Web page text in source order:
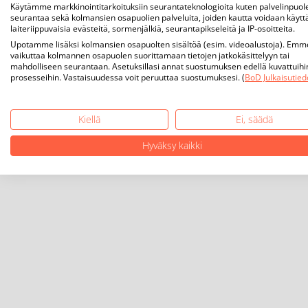
Käytämme markkinointitarkoituksiin seurantateknologioita kuten
seurantaa sekä kolmansien osapuolien palveluita, joiden kautta voidaan
laiteriippuvaisia evästeitä, sormenjälkiä, seurantapikseleitä ja IP-osoitteita.
Upotamme lisäksi kolmansien osapuolten sisältöä (esim. videoalustoja).
vaikuttaa kolmannen osapuolen suorittamaan tietojen jatkokäsittelyyn tai
mahdolliseen seurantaan. Asetuksillasi annat suostumuksen edellä
prosesseihin. Vastaisuudessa voit peruuttaa suostumuksesi. (BoD
Kiellä
Ei, säädä
Hyväksy kaikki